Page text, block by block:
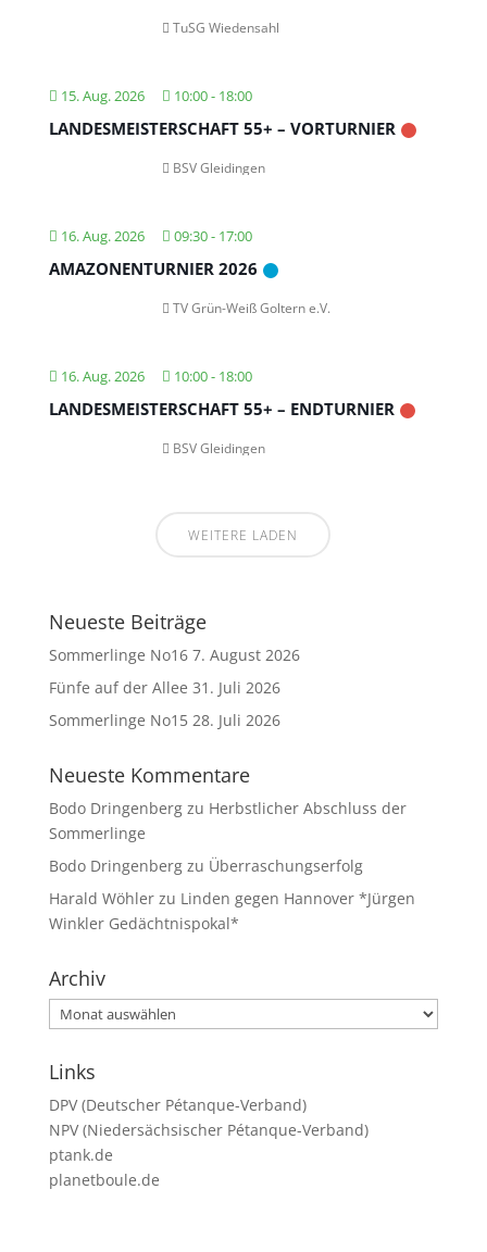
TuSG Wiedensahl
15. Aug. 2026 10:00- 18:00
LANDESMEISTERSCHAFT 55+ – VORTURNIER
BSV Gleidingen
16. Aug. 2026 09:30- 17:00
AMAZONENTURNIER 2026
TV Grün-Weiß Goltern e.V.
16. Aug. 2026 10:00- 18:00
LANDESMEISTERSCHAFT 55+ – ENDTURNIER
BSV Gleidingen
WEITERE LADEN
Neueste Beiträge
Sommerlinge No16 7. August 2026
Fünfe auf der Allee 31. Juli 2026
Sommerlinge No15 28. Juli 2026
Neueste Kommentare
Bodo Dringenbergzu Herbstlicher Abschluss der
Sommerlinge
Bodo Dringenbergzu Überraschungserfolg
Harald Wöhlerzu Linden gegen Hannover *Jürgen
Winkler Gedächtnispokal*
Archiv
Archiv
Links
DPV (Deutscher Pétanque-Verband)
NPV (Niedersächsischer Pétanque-Verband)
ptank.de
planetboule.de